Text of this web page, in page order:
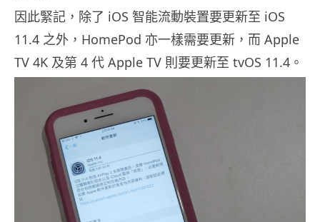
因此緊記，除了 iOS 智能流動裝置要更新至 iOS
11.4 之外，HomePod 亦一樣需要更新，而 Apple
TV 4K 及第 4 代 Apple TV 則要更新至 tvOS 11.4。